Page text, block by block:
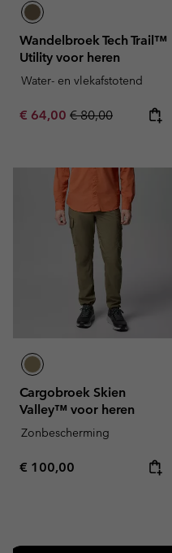
Wandelbroek Tech Trail™
Utility voor heren
Water- en vlekafstotend
Sale price:
€ 64,00 Regular price:
€ 80,00
Cargobroek Skien
Valley™ voor heren
Zonbescherming
Regular price:
€ 100,00